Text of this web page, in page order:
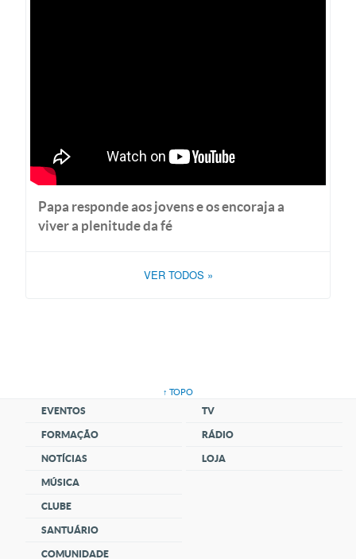
Papa responde aos jovens e os encoraja a
viver a plenitude da fé
VER TODOS »
↑ TOPO
EVENTOS
FORMAÇÃO
NOTÍCIAS
MÚSICA
CLUBE
SANTUÁRIO
COMUNIDADE
TV
RÁDIO
LOJA